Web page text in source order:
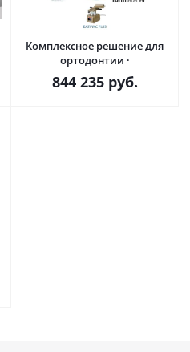
Комплексное решение для
ортодонтии ·
844 235руб.